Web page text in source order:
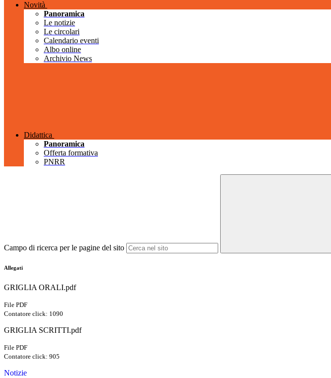
Novità
Panoramica
Le notizie
Le circolari
Calendario eventi
Albo online
Archivio News
Didattica
Panoramica
Offerta formativa
PNRR
Campo di ricerca per le pagine del sito
Allegati
GRIGLIA ORALI.pdf
File PDF
Contatore click: 1090
GRIGLIA SCRITTI.pdf
File PDF
Contatore click: 905
Notizie